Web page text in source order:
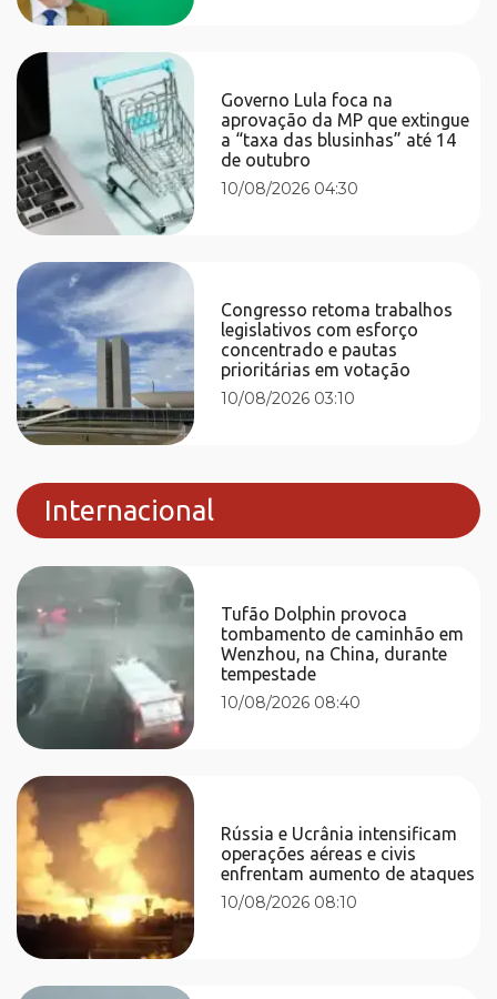
Governo Lula foca na
aprovação da MP que extingue
a “taxa das blusinhas” até 14
de outubro
10/08/2026 04:30
Congresso retoma trabalhos
legislativos com esforço
concentrado e pautas
prioritárias em votação
10/08/2026 03:10
Internacional
Tufão Dolphin provoca
tombamento de caminhão em
Wenzhou, na China, durante
tempestade
10/08/2026 08:40
Rússia e Ucrânia intensificam
operações aéreas e civis
enfrentam aumento de ataques
10/08/2026 08:10